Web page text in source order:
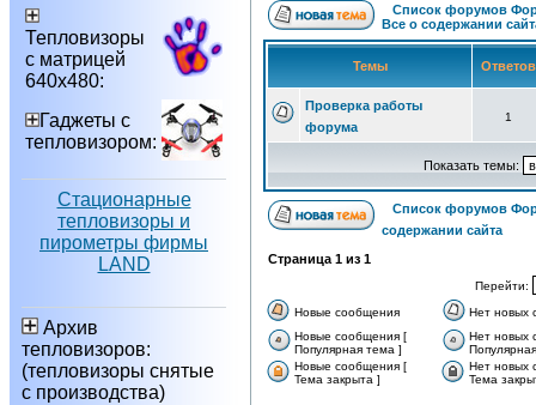
Тепловизоры
с матрицей
640х480:
Гаджеты с
тепловизором:
Стационарные
тепловизоры и
пирометры фирмы
LAND
Архив
тепловизоров:
(тепловизоры снятые
с производства)
Список форумов
Все о содержании
Темы
Проверка работы
форума
1
Показать темы:
Список форумов
содержании сайта
Страница 1 из 1
Перейти:
Новые сообщения
Нет новых
Новые сообщения [
Популярная тема ]
Нет новых
Новые сообщения [
Тема закрыта ]
Нет новых
Тема